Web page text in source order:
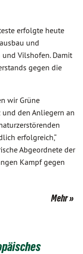
erfolgte heute
und
Vilshofen. Damit
gegen die
wir Grüne
den Anliegern an
erfolgreich,“
Abgeordnete der
Kampf gegen
Mehr